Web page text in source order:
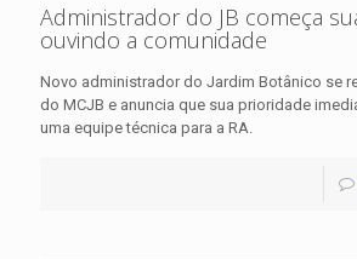
Administrador do JB começa
ouvindo a comunidade
Novo administrador do Jardim Botânico se
do MCJB e anuncia que sua prioridade
uma equipe técnica para a RA.